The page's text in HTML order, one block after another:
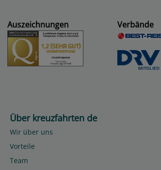
Auszeichnungen Verbände
Über kreuzfahrten de
Wir über uns
Vorteile
Team